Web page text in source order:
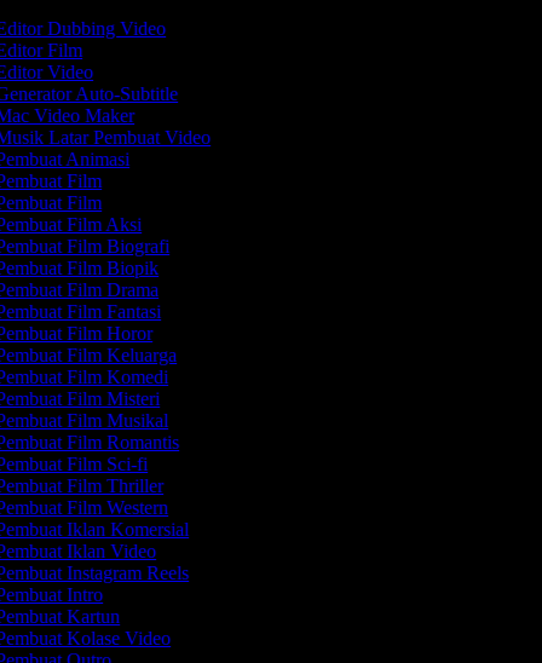
Dubbing Video
Film
Video
Auto-Subtitle
Video Maker
Latar Pembuat Video
Animasi
Film
Film
Film Aksi
Film Biografi
Film Biopik
Film Drama
Film Fantasi
Film Horor
Film Keluarga
Film Komedi
Film Misteri
Film Musikal
Film Romantis
Film Sci-fi
Film Thriller
Film Western
Iklan Komersial
Iklan Video
Instagram Reels
Intro
Kartun
Kolase Video